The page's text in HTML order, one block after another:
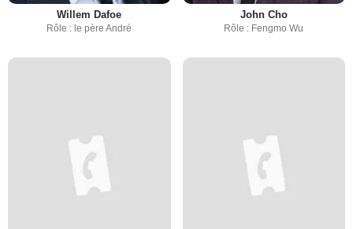
Willem Dafoe
Rôle : le père André
John Cho
Rôle : Fengmo Wu